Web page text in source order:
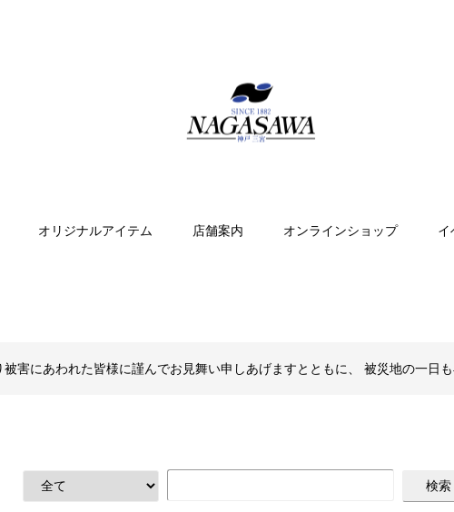
オリジナルアイテム 店舗案内 オンラインショップ イ
害にあわれた皆様に謹んでお見舞い申しあげますとともに、 被災地の一日